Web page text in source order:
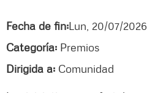
Fecha de fin:Lun, 20/07/
Categoría: Premios
Dirigida a: Comunidad